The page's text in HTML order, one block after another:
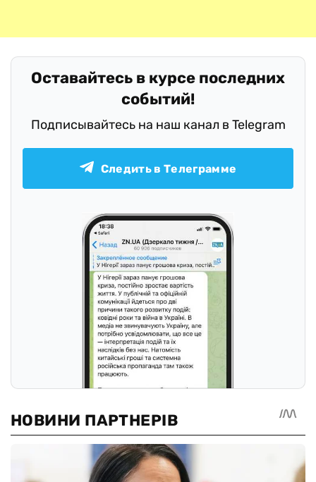
Оставайтесь в курсе последних
событий!
Подписывайтесь на наш канал в Telegram
Следить в Телеграмме